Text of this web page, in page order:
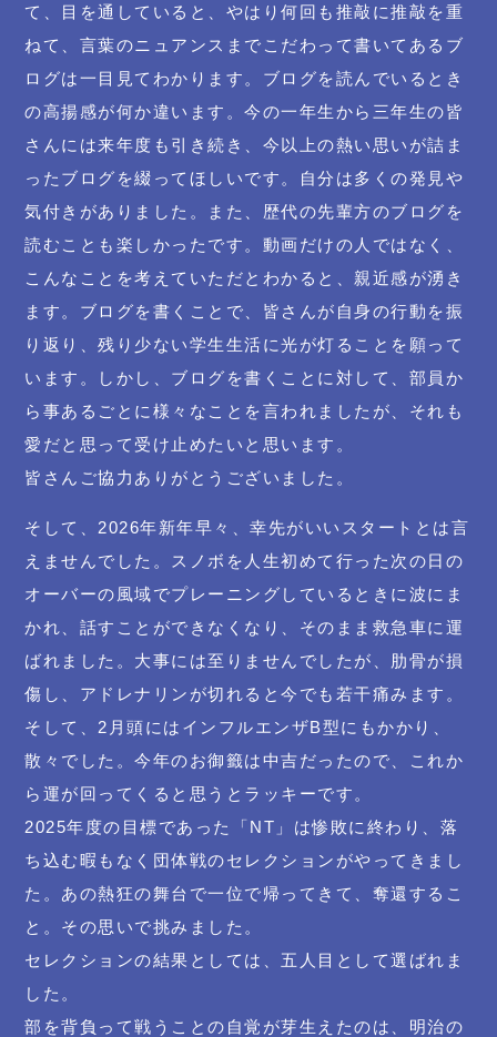
て、目を通していると、やはり何回も推敲に推敲を重
ねて、言葉のニュアンスまでこだわって書いてあるブ
ログは一目見てわかります。ブログを読んでいるとき
の高揚感が何か違います。今の一年生から三年生の皆
さんには来年度も引き続き、今以上の熱い思いが詰ま
ったブログを綴ってほしいです。自分は多くの発見や
気付きがありました。また、歴代の先輩方のブログを
読むことも楽しかったです。動画だけの人ではなく、
こんなことを考えていただとわかると、親近感が湧き
ます。ブログを書くことで、皆さんが自身の行動を振
り返り、残り少ない学生生活に光が灯ることを願って
います。しかし、ブログを書くことに対して、部員か
ら事あるごとに様々なことを言われましたが、それも
愛だと思って受け止めたいと思います。
皆さんご協力ありがとうございました。
そして、2026年新年早々、幸先がいいスタートとは言
えませんでした。スノボを人生初めて行った次の日の
オーバーの風域でプレーニングしているときに波にま
かれ、話すことができなくなり、そのまま救急車に運
ばれました。大事には至りませんでしたが、肋骨が損
傷し、アドレナリンが切れると今でも若干痛みます。
そして、2月頭にはインフルエンザB型にもかかり、
散々でした。今年のお御籤は中吉だったので、これか
ら運が回ってくると思うとラッキーです。
2025年度の目標であった「NT」は惨敗に終わり、落
ち込む暇もなく団体戦のセレクションがやってきまし
た。あの熱狂の舞台で一位で帰ってきて、奪還するこ
と。その思いで挑みました。
セレクションの結果としては、五人目として選ばれま
した。
部を背負って戦うことの自覚が芽生えたのは、明治の